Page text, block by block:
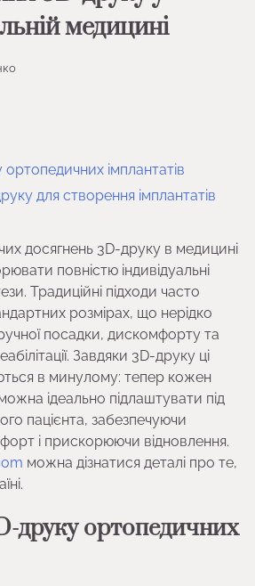
медицині
імплантатів
для створення імплантатів
досягнень 3D-друку в медицині
повністю індивідуальні
Традиційні підходи часто
розмірах, що нерідко
посадки, дискомфорту та
Завдяки 3D-друку ці
в минулому: тепер кожен
ідеально підлаштувати під
пацієнта, забезпечуючи
і прискорюючи відновлення.
можна дізнатися деталі про те,
друку ортопедичних